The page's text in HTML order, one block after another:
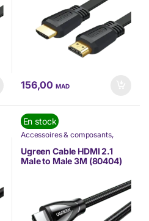
156,00MAD
En stock
Accessoires & composants,
Accessoires Mobilité
Informatique,Nos Marques,
TÉLÉPHONIE,Ugreen
Ugreen Cable HDMI 2.1
Male to Male 3M (80404)